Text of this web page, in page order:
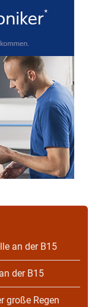
an der B15
der B15
große Regen